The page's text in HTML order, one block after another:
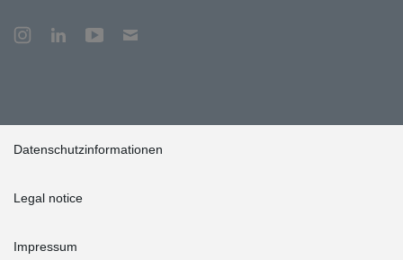
Datenschutzinformationen
Legal notice
Impressum